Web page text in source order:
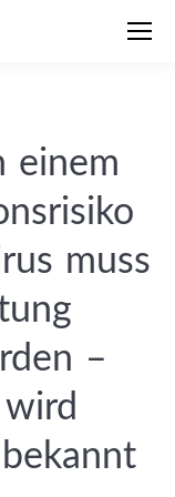
einem
muss
–